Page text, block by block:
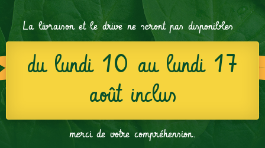
La livraison et le drive ne seront pas disponibles
du lundi 10 au lundi 17
août inclus
merci de votre compréhension.